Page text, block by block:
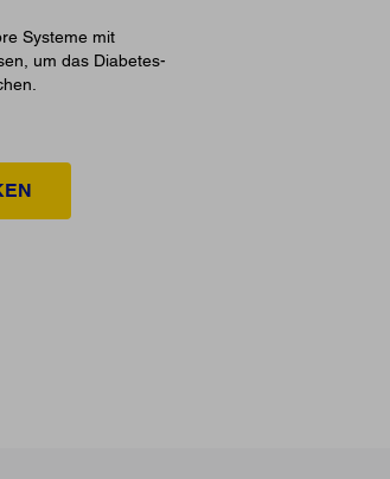
Systeme mit
um das Diabetes-